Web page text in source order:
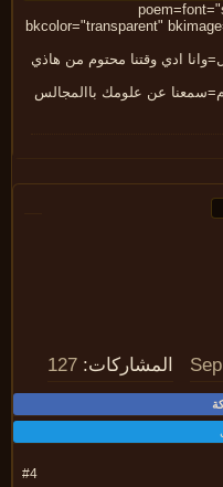
bkcolor="transparent"
ادي وقتنا محتوم من هاذي
عن علومك باالمجالس
المشاركات: 127